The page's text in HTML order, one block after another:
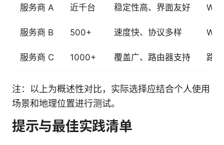
服务商 A 近千台 稳定性高、界面友好
服务商 B 500+ 速度快、协议多样
服务商 C 1000+ 覆盖广、路由器支持 路
注：以上为概述性对比，实际选择应结合个人使用
场景和地理位置进行测试。
提示与最佳实践清单